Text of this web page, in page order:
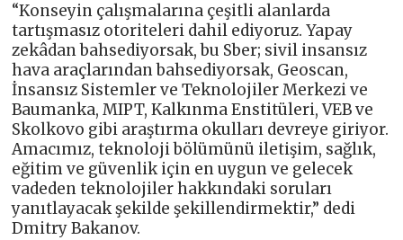
“Konseyin çalışmalarına çeşitli alanlarda
tartışmasız otoriteleri dahil ediyoruz. Yapay
zekâdan bahsediyorsak, bu Sber; sivil insansız
hava araçlarından bahsediyorsak, Geoscan,
İnsansız Sistemler ve Teknolojiler Merkezi ve
Baumanka, MIPT, Kalkınma Enstitüleri, VEB ve
Skolkovo gibi araştırma okulları devreye giriyor.
Amacımız, teknoloji bölümünü iletişim, sağlık,
eğitim ve güvenlik için en uygun ve gelecek
vadeden teknolojiler hakkındaki soruları
yanıtlayacak şekilde şekillendirmektir,” dedi
Dmitry Bakanov.